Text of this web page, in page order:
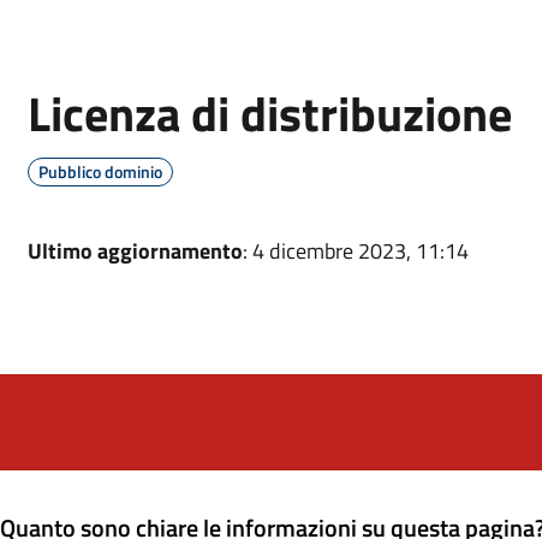
Licenza di distribuzione
Pubblico dominio
Ultimo aggiornamento: 4 dicembre 2023, 11:14
Quanto sono chiare le informazioni su questa